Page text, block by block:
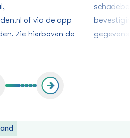
of via de app
Zie hierboven de